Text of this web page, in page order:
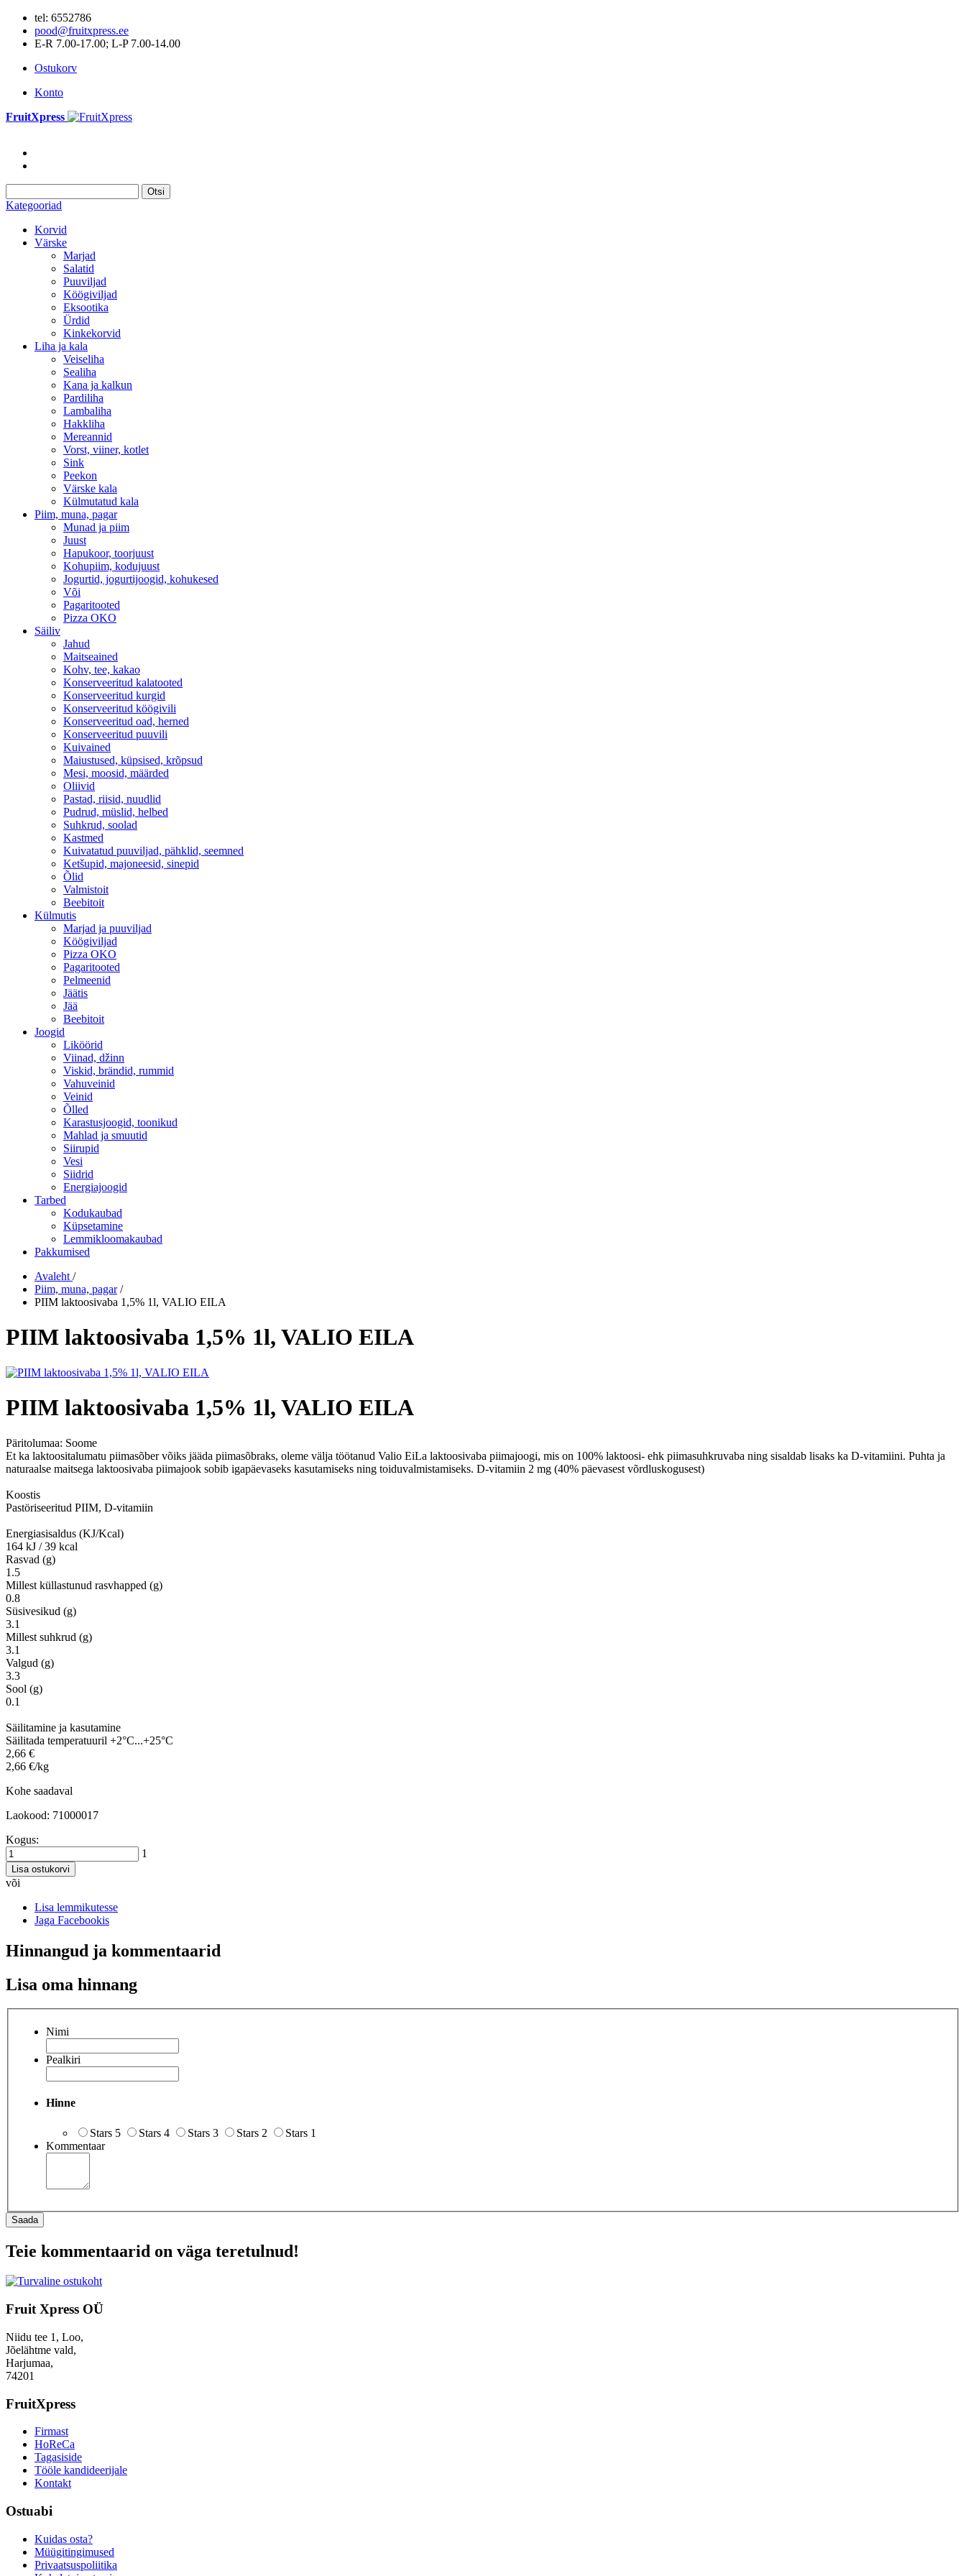
tel: 6552786
pood@fruitxpress.ee
E-R 7.00-17.00; L-P 7.00-14.00
Ostukorv
Konto
FruitXpress
Otsi
Kategooriad
Korvid
Värske
Marjad
Salatid
Puuviljad
Köögiviljad
Eksootika
Ürdid
Kinkekorvid
Liha ja kala
Veiseliha
Sealiha
Kana ja kalkun
Pardiliha
Lambaliha
Hakkliha
Mereannid
Vorst, viiner, kotlet
Sink
Peekon
Värske kala
Külmutatud kala
Piim, muna, pagar
Munad ja piim
Juust
Hapukoor, toorjuust
Kohupiim, kodujuust
Jogurtid, jogurtijoogid, kohukesed
Või
Pagaritooted
Pizza OKO
Säiliv
Jahud
Maitseained
Kohv, tee, kakao
Konserveeritud kalatooted
Konserveeritud kurgid
Konserveeritud köögivili
Konserveeritud oad, herned
Konserveeritud puuvili
Kuivained
Maiustused, küpsised, krõpsud
Mesi, moosid, määrded
Oliivid
Pastad, riisid, nuudlid
Pudrud, müslid, helbed
Suhkrud, soolad
Kastmed
Kuivatatud puuviljad, pähklid, seemned
Ketšupid, majoneesid, sinepid
Õlid
Valmistoit
Beebitoit
Külmutis
Marjad ja puuviljad
Köögiviljad
Pizza OKO
Pagaritooted
Pelmeenid
Jäätis
Jää
Beebitoit
Joogid
Liköörid
Viinad, džinn
Viskid, brändid, rummid
Vahuveinid
Veinid
Õlled
Karastusjoogid, toonikud
Mahlad ja smuutid
Siirupid
Vesi
Siidrid
Energiajoogid
Tarbed
Kodukaubad
Küpsetamine
Lemmikloomakaubad
Pakkumised
Avaleht /
Piim, muna, pagar /
PIIM laktoosivaba 1,5% 1l, VALIO EILA
PIIM laktoosivaba 1,5% 1l, VALIO EILA
PIIM laktoosivaba 1,5% 1l, VALIO EILA
Päritolumaa: Soome
Et ka laktoositalumatu piimasõber võiks jääda piimasõbraks, oleme välja töötanud Valio EiLa laktoosivaba piimajoogi, mis on 100% laktoosi- ehk piimasuhkruvaba ning sisaldab lisaks ka D-vitamiini. Puhta ja
naturaalse maitsega laktoosivaba piimajook sobib igapäevaseks kasutamiseks ning toiduvalmistamiseks. D-vitamiin 2 mg (40% päevasest võrdluskogusest)
Koostis
Pastöriseeritud PIIM, D-vitamiin
Energiasisaldus (KJ/Kcal)
164 kJ / 39 kcal
Rasvad (g)
1.5
Millest küllastunud rasvhapped (g)
0.8
Süsivesikud (g)
3.1
Millest suhkrud (g)
3.1
Valgud (g)
3.3
Sool (g)
0.1
Säilitamine ja kasutamine
Säilitada temperatuuril +2°C...+25°C
2,66 €
2,66 €/kg
Kohe saadaval
Laokood: 71000017
Kogus:
1
Lisa ostukorvi
või
Lisa lemmikutesse
Jaga Facebookis
Hinnangud ja kommentaarid
Lisa oma hinnang
Nimi
Pealkiri
Hinne
Stars 5 Stars 4 Stars 3 Stars 2
Stars 1
Kommentaar
Saada
Teie kommentaarid on väga teretulnud!
Fruit Xpress OÜ
Niidu tee 1, Loo,
Jõelähtme vald,
Harjumaa,
74201
FruitXpress
Firmast
HoReCa
Tagasiside
Tööle kandideerijale
Kontakt
Ostuabi
Kuidas osta?
Müügitingimused
Privaatsuspoliitika